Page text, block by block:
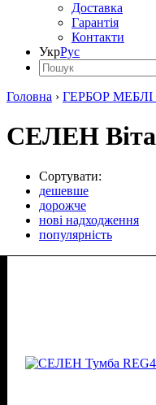
Доставка
Гарантія
Контакти
УкрРус
Головна › ГЕРБОР
СЕЛЕН
Сортувати:
дешевше
дорожче
нові надходження
популярність